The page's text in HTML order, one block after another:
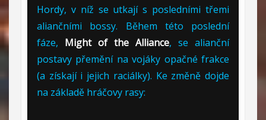
Hordy, v níž se utkají s posledními třemi
aliančními bossy. Během této poslední
fáze, Might of the Alliance, se alianční
postavy přemění na vojáky opačné frakce
(a získají i jejich raciálky). Ke změně dojde
na základě hráčovy rasy: